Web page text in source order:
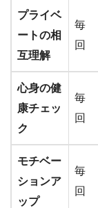
プライベ
ートの相
互理解
毎
回
心身の健
康チェッ
ク
毎
回
モチベー
ションア
ップ
毎
回